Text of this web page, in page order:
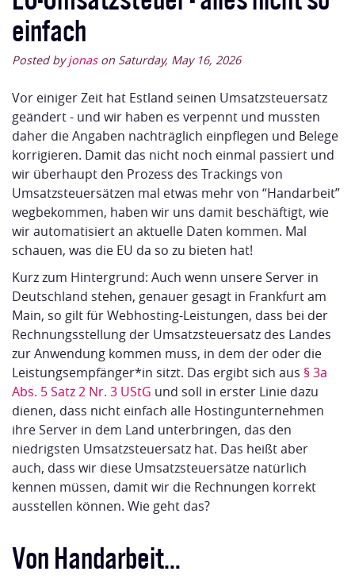
einfach
Posted byjonason Saturday, May 16, 2026
Vor einiger Zeit hat Estland seinen Umsatzsteuersatz
geändert - und wir haben es verpennt und mussten
daher die Angaben nachträglich einpflegen und Belege
korrigieren. Damit das nicht noch einmal passiert und
wir überhaupt den Prozess des Trackings von
Umsatzsteuersätzen mal etwas mehr von “Handarbeit”
wegbekommen, haben wir uns damit beschäftigt, wie
wir automatisiert an aktuelle Daten kommen. Mal
schauen, was die EU da so zu bieten hat!
Kurz zum Hintergrund: Auch wenn unsere Server in
Deutschland stehen, genauer gesagt in Frankfurt am
Main, so gilt für Webhosting-Leistungen, dass bei der
Rechnungsstellung der Umsatzsteuersatz des Landes
zur Anwendung kommen muss, in dem der oder die
Leistungsempfänger*in sitzt. Das ergibt sich aus § 3a
Abs. 5 Satz 2 Nr. 3 UStG und soll in erster Linie dazu
dienen, dass nicht einfach alle Hostingunternehmen
ihre Server in dem Land unterbringen, das den
niedrigsten Umsatzsteuersatz hat. Das heißt aber
auch, dass wir diese Umsatzsteuersätze natürlich
kennen müssen, damit wir die Rechnungen korrekt
ausstellen können. Wie geht das?
Von Handarbeit…